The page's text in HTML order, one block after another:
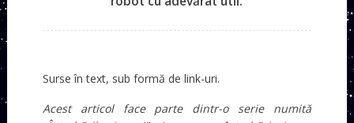
Surse în text, sub formă de link-uri.
Acest articol face parte dintr-o serie numită